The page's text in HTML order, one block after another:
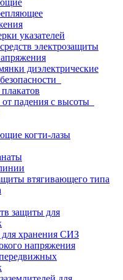
указателей
электрозащиты
диэлектрические
падения с высоты
когти-лазы
втягивающего типа
защиты для
хранения СИЗ
напряжения